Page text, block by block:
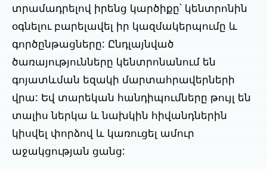
տրամադրելով իրենց կարծիքը՝ կենտրոնին
օգնելու բարելավել իր կազմակերպումը և
գործընթացները: Ընդլայնված
ծառայությունները կենտրոնանում են
գոյատևման եզակի մարտահրավերների
վրա: Եվ տարեկան հանդիպումները թույլ են
տալիս ներկա և նախկին հիվանդներին
կիսվել փորձով և կառուցել ամուր
աջակցության ցանց: